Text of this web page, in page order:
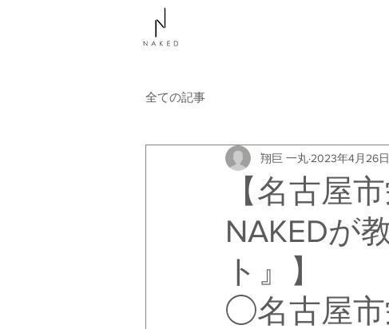
全ての記事
【名古屋
NAKEDが
ト』】
翔巨 一丸 2023年4月26日
◯名古屋市